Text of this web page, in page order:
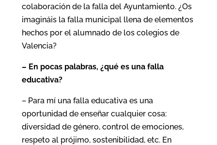
colaboración de la falla del Ayuntamiento. ¿Os
imagináis la falla municipal llena de elementos
hechos por el alumnado de los colegios de
Valencia?
– En pocas palabras, ¿qué es una falla
educativa?
– Para mí una falla educativa es una
oportunidad de enseñar cualquier cosa:
diversidad de género, control de emociones,
respeto al prójimo, sostenibilidad, etc. En